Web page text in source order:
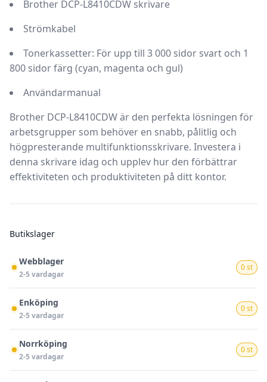
Brother DCP-L8410CDW skrivare
Strömkabel
Tonerkassetter: För upp till 3 000 sidor svart och 1
800 sidor färg (cyan, magenta och gul)
Användarmanual
Brother DCP-L8410CDWär den perfekta lösningen för
arbetsgrupper som behöver en snabb, pålitlig och
högpresterande multifunktionsskrivare. Investera i
denna skrivare idag och upplev hur den förbättrar
effektiviteten och produktiviteten på ditt kontor.
Butikslager
Webblager
2-5 vardagar
0 st
Enköping
2-5 vardagar
0 st
Norrköping
2-5 vardagar
0 st